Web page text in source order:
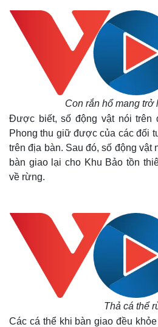
Thế giới
Quan sát
Cuộc sống đó đây
Con rắn hổ mang trở
Được biết, số động vật nói trên
Phong thu giữ được của các đối
trên địa bàn. Sau đó, số động vật
bàn giao lại cho Khu Bảo tồn
về rừng.
Thả cá thể
Các cá thể khi bàn giao đều